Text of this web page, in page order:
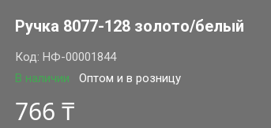
Ручка 8077-128 золото/белый
В наличии Оптом и в розницу
Код:НФ-00001844
766 ₸